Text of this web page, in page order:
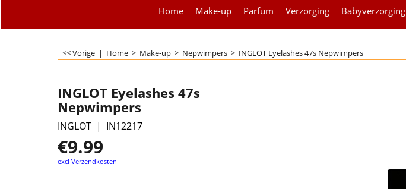
Home Make-up Parfum Verzorging Babyverzorging
<< Vorige | Home > Make-up > Nepwimpers > INGLOT Eyelashes 47s Nepwimpers
INGLOT Eyelashes 47s
Nepwimpers
INGLOT IN12217
€9.99
excl Verzendkosten